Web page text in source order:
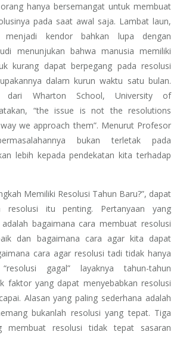
hanya bersemangat untuk membuat
pada saat awal saja. Lambat laun,
menjadi kendor bahkan lupa dengan
menunjukan bahwa manusia memiliki
kurang dapat berpegang pada resolusi
dalam kurun waktu satu bulan.
dari Wharton School, University of
“the issue is not the resolutions
we approach them”. Menurut Profesor
bukan terletak pada
lebih kepada pendekatan kita terhadap
Memiliki Resolusi Tahun Baru?”, dapat
resolusi itu penting. Pertanyaan yang
bagaimana cara membuat resolusi
dan bagaimana cara agar kita dapat
cara agar resolusi tadi tidak hanya
gagal” layaknya tahun-tahun
faktor yang dapat menyebabkan resolusi
Alasan yang paling sederhana adalah
bukanlah resolusi yang tepat. Tiga
membuat resolusi tidak tepat sasaran